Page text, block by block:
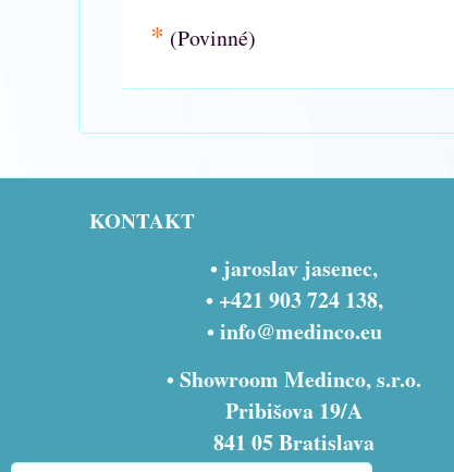
* (Povinné)
KONTAKT
• jaroslav jasenec,
• +421 903 724 138,
•info@medinco.eu
• Showroom Medinco, s.r.o.
Pribišova 19/A
841 05 Bratislava